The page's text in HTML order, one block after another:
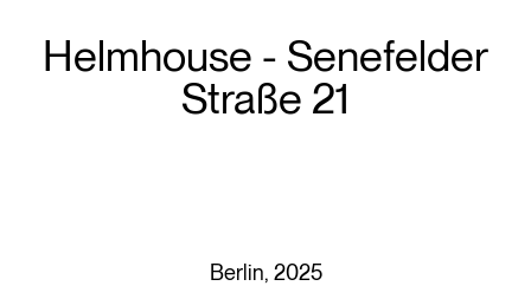
Helmhouse - Senefelder
Straße 21
Berlin, 2025